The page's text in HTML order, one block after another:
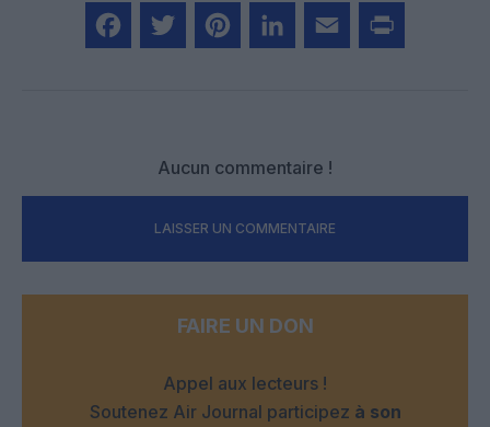
Aucun commentaire !
LAISSER UN COMMENTAIRE
FAIRE UN DON
Appel aux lecteurs !
Soutenez Air Journal participez à son